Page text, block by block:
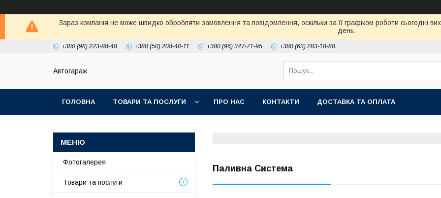
Зараз компанія не може швидко обробляти замовлення та повідомлення, оскільки за її графіком роботи сьогодні
день.
+380 (98) 223-88-48 +380 (50) 208-40-11 +380 (96) 347-71-95 +380 (63) 283-18-88
Автогараж
ГОЛОВНА ТОВАРИ ТА ПОСЛУГИ ПРО НАС КОНТАКТИ ДОСТАВКА ТА ОПЛАТА
Паливна Система
Фотогалерея
Товари та послуги